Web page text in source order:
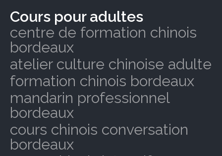
Cours pour adultes
centre de formation chinois
bordeaux
atelier culture chinoise adulte
formation chinois bordeaux
mandarin professionnel
bordeaux
cours chinois conversation
bordeaux